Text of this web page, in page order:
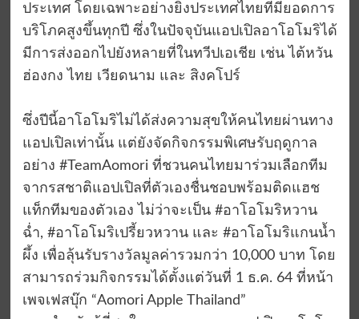
ประเทศ โดยเฉพาะอย่างยิ่งประเทศไทยที่มียอดการ
บริโภคสูงขึ้นทุกปี ซึ่งในปัจจุบันแอปเปิลอาโอโมริได้
มีการส่งออกไปยังหลายที่ในทวีปเอเชีย เช่น ไต้หวัน
ฮ่องกง ไทย เวียดนาม และ สิงคโปร์
ซึ่งปีนี้อาโอโมริไม่ได้ส่งความสุขให้คนไทยผ่านทาง
แอปเปิลเท่านั้น แต่ยังจัดกิจกรรมพิเศษรับฤดูกาล
อย่าง #TeamAomori ที่ชวนคนไทยมาร่วมเลือกทีม
จากรสชาติแอปเปิลที่ตัวเองชื่นชอบพร้อมติดแฮช
แท็กทีมของตัวเอง ไม่ว่าจะเป็น #อาโอโมริหวาน
ฉ่ำ, #อาโอโมริเปรี้ยวหวาน และ #อาโอโมริแกนน้ำ
ผึ้ง เพื่อลุ้นรับรางวัลมูลค่ารวมกว่า 10,000 บาท โดย
สามารถร่วมกิจกรรมได้ตั้งแต่วันที่ 1 ธ.ค. 64 ที่หน้า
เพจเฟสบุ๊ก “Aomori Apple Thailand”